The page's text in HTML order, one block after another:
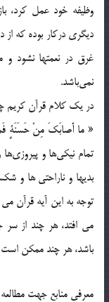
وظيفه خود عمل كرد،
ديگري دركار بوده كه از
غرق در نعمتها نشود و
نمي‌باشد.
در يك كلام قرآن كريم
تمام نيكي‌ها و
بديها و ناراحتي ها و
توجه به اين آيه قرآن
مي افتد، هر چند از
باشد، هر چند ممکن
معرفي منابع جهت مطالعه